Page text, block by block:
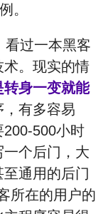
。
看过一本黑客
。现实的情
转身一变就能
，有多容易
500小时
一个后门，大
至通用的后门
所在的用户的